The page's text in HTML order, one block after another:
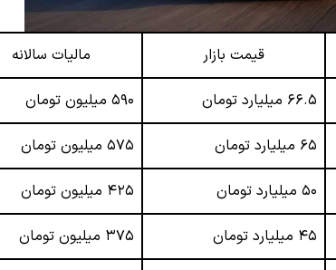
قیمت بازار مالیات سالانه
۶۶.۵ میلیارد تومان ۵۹۰ میلیون تومان
۶۵ میلیارد تومان ۵۷۵ میلیون تومان
۵۰ میلیارد تومان ۴۲۵ میلیون تومان
۴۵ میلیارد تومان ۳۷۵ میلیون تومان